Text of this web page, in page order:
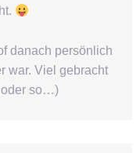
danach persönlich
war. Viel gebracht
oder so…)